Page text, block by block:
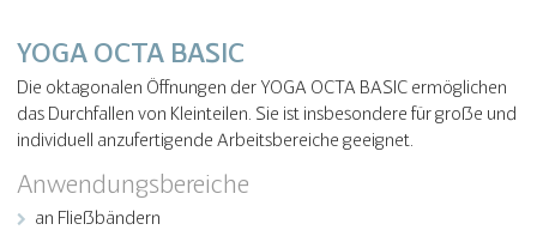
YOGA OCTA BASIC
Die oktagonalen Öffnungen der YOGA OCTA BASIC ermöglichen
das Durchfallen von Kleinteilen. Sie ist insbesondere für große und
individuell anzufertigende Arbeitsbereiche geeignet.
Anwendungsbereiche
an Fließbändern